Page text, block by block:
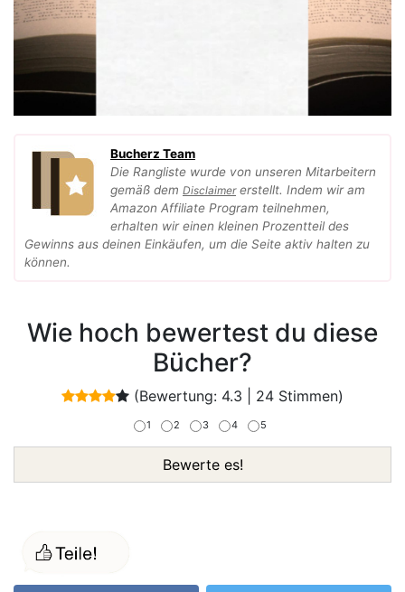
Bucherz Team
Die Rangliste wurde von unseren Mitarbeitern
gemäß dem Disclaimererstellt. Indem wir am
Amazon Affiliate Program teilnehmen,
erhalten wir einen kleinen Prozentteil des
Gewinns aus deinen Einkäufen, um die Seite aktiv halten zu
können.
Wie hoch bewertest du diese
Bücher?
(Bewertung: 4.3 24 Stimmen)
1 2 3 4 5
Bewerte es!